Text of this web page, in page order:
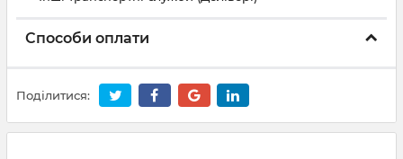
Способи оплати
Поділитися: